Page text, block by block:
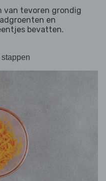
van tevoren grondig
en
bevatten.